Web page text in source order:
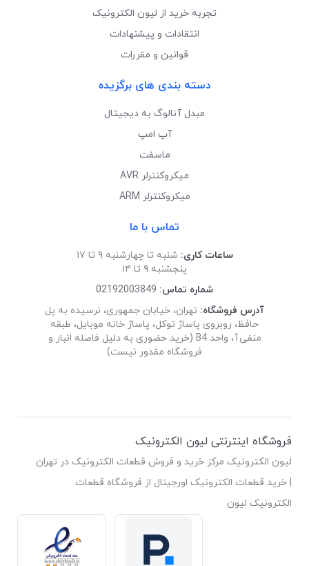
تجربه خرید از لیون الکترونیک
انتقادات و پیشنهادات
قوانین و مقررات
دسته بندی های برگزیده
مبدل آنالوگ به دیجیتال
آپ امپ
ماسفت
میکروکنترلر AVR
میکروکنترلر ARM
تماس با ما
ساعات کاری:شنبه تا چهارشنبه ۹ تا ۱۷
پنجشنبه ۹ تا ۱۴
شماره تماس: 02192003849
آدرس فروشگاه:تهران، خیابان جمهوری، نرسیده به پل
حافظ، روبروی پاساژ توکل، پاساژ خانه موبایل، طبقه
منفی1، واحد B4 (خرید حضوری به دلیل فاصله انبار و
فروشگاه مقدور نیست)
فروشگاه اینترنتی لیون الکترونیک
لیون الکترونیک مرکز خرید و فروش قطعات الکترونیک در تهران
| خرید قطعات الکترونیک اورجینال از فروشگاه قطعات
الکترونیک لیون